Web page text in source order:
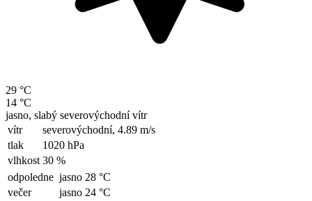
29 °C
14 °C
jasno, slabý severovýchodní vítr
vítr
severovýchodní, 4.89 m/s
tlak
1020 hPa
vlhkost 30 %
odpoledne jasno 28 °C
večer
jasno 24 °C